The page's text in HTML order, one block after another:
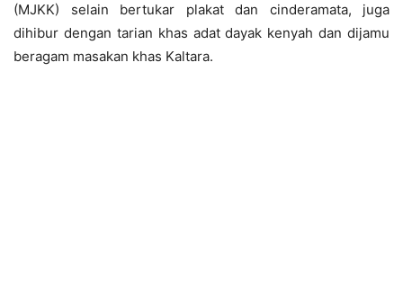
(MJKK) selain bertukar plakat dan cinderamata, juga
dihibur dengan tarian khas adat dayak kenyah dan dijamu
beragam masakan khas Kaltara.